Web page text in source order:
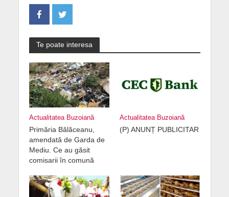
Te poate interesa
Actualitatea Buzoiană
Primăria Bălăceanu,
amendată de Garda de
Mediu. Ce au găsit
comisarii în comună
Actualitatea Buzoiană
(P) ANUNȚ PUBLICITAR